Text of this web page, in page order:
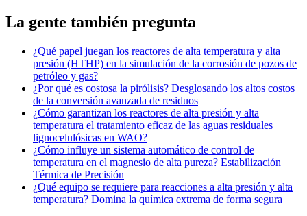
La gente también pregunta
¿Qué papel juegan los reactores de alta temperatura y alta
presión (HTHP) en la simulación de la corrosión de pozos de
petróleo y gas?
¿Por qué es costosa la pirólisis? Desglosando los altos costos
de la conversión avanzada de residuos
¿Cómo garantizan los reactores de alta presión y alta
temperatura el tratamiento eficaz de las aguas residuales
lignocelulósicas en WAO?
¿Cómo influye un sistema automático de control de
temperatura en el magnesio de alta pureza? Estabilización
Térmica de Precisión
¿Qué equipo se requiere para reacciones a alta presión y alta
temperatura? Domina la química extrema de forma segura